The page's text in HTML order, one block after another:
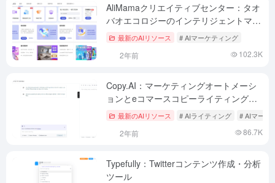
AliMamaクリエイティブセンター：タオ
バオエコロジーのインテリジェントマー
ケティングクリエイティブサポートプラ
ットフォーム
最新のAIリソース # AIマーケティング
2年前 102.3K
Copy.AI：マーケティングオートメーシ
ョンとeコマースコピーライティングの
ためのインテリジェントなマーケティン
グコピー生成ツール
最新のAIリソース # AIライティング # AIマーケ
2年前 86.7K
Typefully：Twitterコンテンツ作成・分析
ツール